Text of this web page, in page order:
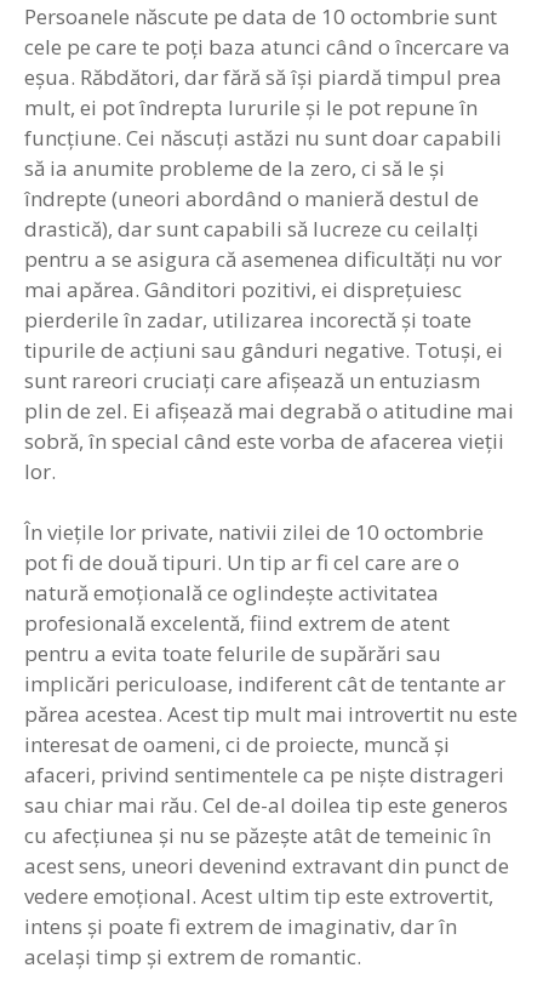
Persoanele născute pe data de 10 octombrie sunt
cele pe care te poţi baza atunci când o încercare va
eşua. Răbdători, dar fără să îşi piardă timpul prea
mult, ei pot îndrepta lururile şi le pot repune în
funcţiune. Cei născuţi astăzi nu sunt doar capabili
să ia anumite probleme de la zero, ci să le şi
îndrepte (uneori abordând o manieră destul de
drastică), dar sunt capabili să lucreze cu ceilalţi
pentru a se asigura că asemenea dificultăţi nu vor
mai apărea. Gânditori pozitivi, ei dispreţuiesc
pierderile în zadar, utilizarea incorectă şi toate
tipurile de acţiuni sau gânduri negative. Totuşi, ei
sunt rareori cruciaţi care afişează un entuziasm
plin de zel. Ei afişează mai degrabă o atitudine mai
sobră, în special când este vorba de afacerea vieţii
lor.
În vieţile lor private, nativii zilei de 10 octombrie
pot fi de două tipuri. Un tip ar fi cel care are o
natură emoţională ce oglindeşte activitatea
profesională excelentă, fiind extrem de atent
pentru a evita toate felurile de supărări sau
implicări periculoase, indiferent cât de tentante ar
părea acestea. Acest tip mult mai introvertit nu este
interesat de oameni, ci de proiecte, muncă şi
afaceri, privind sentimentele ca pe nişte distrageri
sau chiar mai rău. Cel de-al doilea tip este generos
cu afecţiunea şi nu se păzeşte atât de temeinic în
acest sens, uneori devenind extravant din punct de
vedere emoţional. Acest ultim tip este extrovertit,
intens şi poate fi extrem de imaginativ, dar în
acelaşi timp şi extrem de romantic.